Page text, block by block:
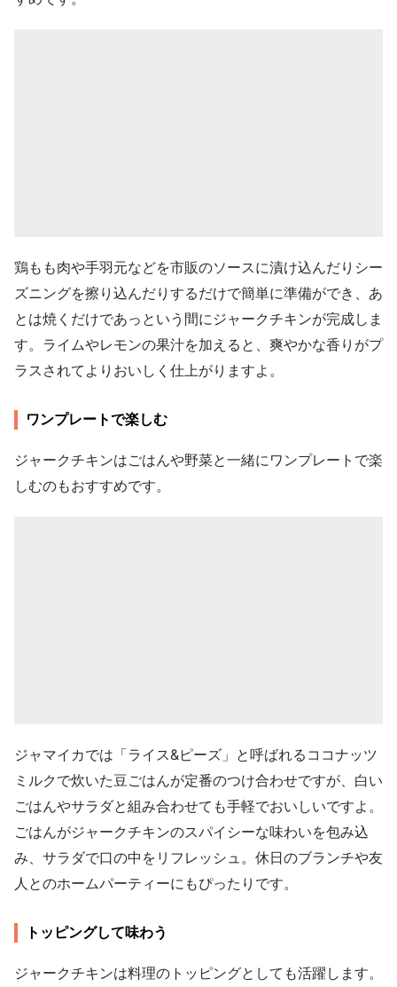
鶏もも肉や手羽元などを市販のソースに漬け込んだりシー
ズニングを擦り込んだりするだけで簡単に準備ができ、あ
とは焼くだけであっという間にジャークチキンが完成しま
す。ライムやレモンの果汁を加えると、爽やかな香りがプ
ラスされてよりおいしく仕上がりますよ。
ワンプレートで楽しむ
ジャークチキンはごはんや野菜と一緒にワンプレートで楽
しむのもおすすめです。
ジャマイカでは「ライス&ピーズ」と呼ばれるココナッツ
ミルクで炊いた豆ごはんが定番のつけ合わせですが、白い
ごはんやサラダと組み合わせても手軽でおいしいですよ。
ごはんがジャークチキンのスパイシーな味わいを包み込
み、サラダで口の中をリフレッシュ。休日のブランチや友
人とのホームパーティーにもぴったりです。
トッピングして味わう
ジャークチキンは料理のトッピングとしても活躍します。